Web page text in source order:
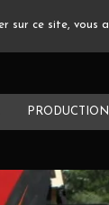
sur ce site, vous